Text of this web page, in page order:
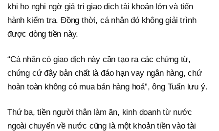
khi họ nghi ngờ giá trị giao dịch tài khoản lớn và tiến
hành kiểm tra. Đồng thời, cá nhân đó không giải trình
được dòng tiền này.
“Cá nhân có giao dịch này cần tạo ra các chứng từ,
chứng cứ đây bản chất là đáo hạn vay ngân hàng, chứ
hoàn toàn không có mua bán hàng hoá”, ông Tuấn lưu ý.
Thứ ba, tiền người thân làm ăn, kinh doanh từ nước
ngoài chuyển về nước cũng là một khoản tiền vào tài